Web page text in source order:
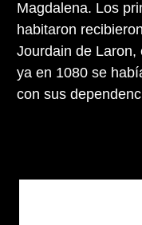
Magdalena. Los
habitaron
Jourdain de Laron,
ya en 1080 se
con sus